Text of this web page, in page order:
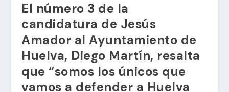
El número 3 de la
candidatura de Jesús
Amador al Ayuntamiento de
Huelva, Diego Martín, resalta
que “somos los únicos que
vamos a defender a Huelva